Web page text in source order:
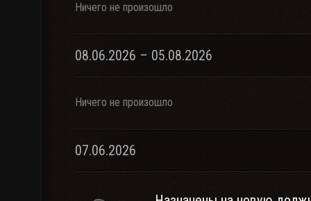
Ничего не произошло
08.06.2026 – 05.08.2026
Ничего не произошло
07.06.2026